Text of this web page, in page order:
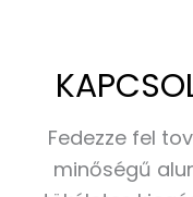
Fedezze fel
minőségű